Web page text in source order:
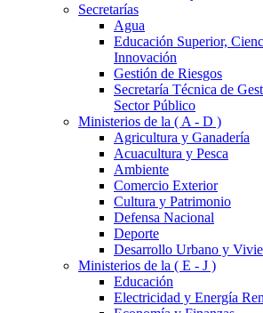
Secretarías
Agua
Educación Superior,
Innovación
Gestión de Riesgos
Secretaría Técnica de
Sector Público
Ministerios de la ( A - D )
Agricultura y Ganadería
Acuacultura y Pesca
Ambiente
Comercio Exterior
Cultura y Patrimonio
Defensa Nacional
Deporte
Desarrollo Urbano y
Ministerios de la ( E - J )
Educación
Electricidad y Energía